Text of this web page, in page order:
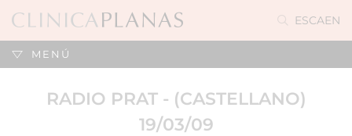
ESCAEN
MENÚ
RADIO PRAT - (CASTELLANO)
19/03/09